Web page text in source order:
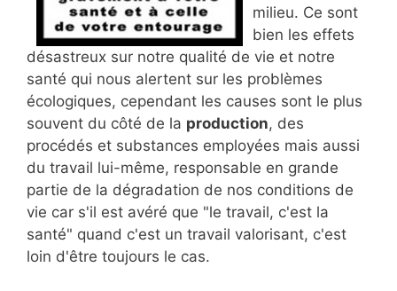
milieu. Ce sont
bien les effets
désastreux sur notre qualité de vie et notre
santé qui nous alertent sur les problèmes
écologiques, cependant les causes sont le plus
souvent du côté de la production, des
procédés et substances employées mais aussi
du travail lui-même, responsable en grande
partie de la dégradation de nos conditions de
vie car s'il est avéré que "le travail, c'est la
santé" quand c'est un travail valorisant, c'est
loin d'être toujours le cas.